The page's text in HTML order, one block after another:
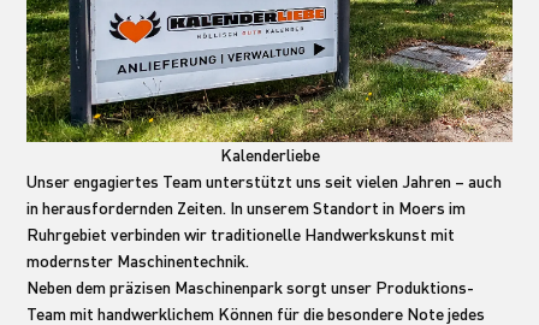
Kalenderliebe
Unser engagiertes Team unterstützt uns seit vielen Jahren – auch
in herausfordernden Zeiten. In unserem Standort in Moers im
Ruhrgebiet verbinden wir traditionelle Handwerkskunst mit
modernster Maschinentechnik.
Neben dem präzisen Maschinenpark sorgt unser Produktions-
Team mit handwerklichem Können für die besondere Note jedes